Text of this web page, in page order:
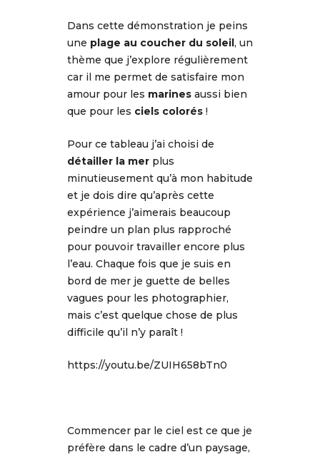
Dans cette démonstration je peins
une plage au coucher du soleil, un
thème que j’explore régulièrement
car il me permet de satisfaire mon
amour pour les marines aussi bien
que pour les ciels colorés !
Pour ce tableau j’ai choisi de
détailler la mer plus
minutieusement qu’à mon habitude
et je dois dire qu’après cette
expérience j’aimerais beaucoup
peindre un plan plus rapproché
pour pouvoir travailler encore plus
l’eau. Chaque fois que je suis en
bord de mer je guette de belles
vagues pour les photographier,
mais c’est quelque chose de plus
difficile qu’il n’y paraît !
https://youtu.be/ZUIH658bTn0
Commencer par le ciel est ce que je
préfère dans le cadre d’un paysage,